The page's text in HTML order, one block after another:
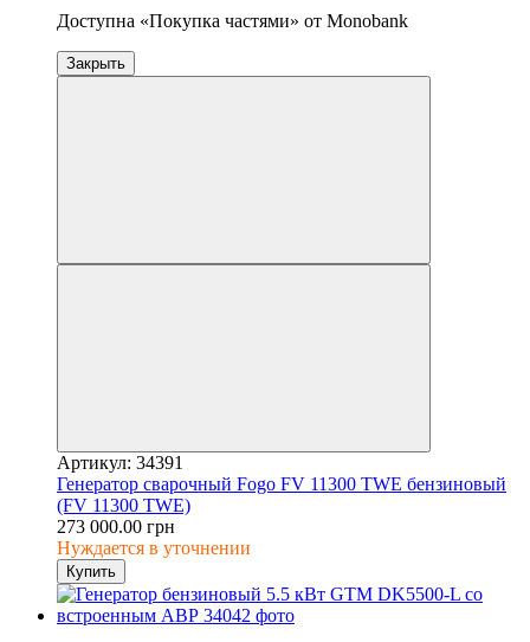
Доступна «Покупка частями» от Monobank
Закрыть
Артикул: 34391
Генератор сварочный Fogo FV 11300 TWE бензиновый
(FV 11300 TWE)
273 000.00 грн
Нуждается в уточнении
Купить